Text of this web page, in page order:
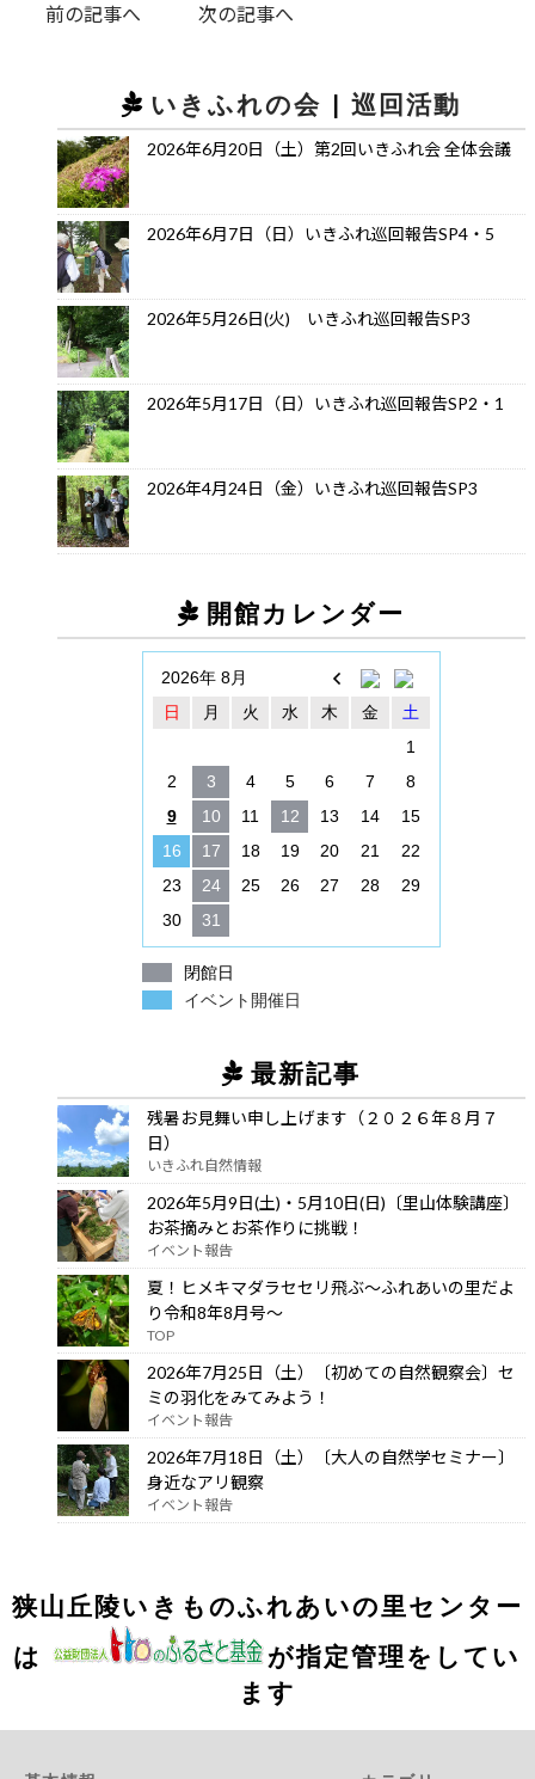
前の記事へ 次の記事へ
いきふれの会 | 巡回活動
2026年6月20日（土）第2回いきふれ会 全体会議
2026年6月7日（日）いきふれ巡回報告SP4・5
2026年5月26日(火) いきふれ巡回報告SP3
2026年5月17日（日）いきふれ巡回報告SP2・1
2026年4月24日（金）いきふれ巡回報告SP3
開館カレンダー
2026年 8月
日
月 火 水 木 金
土
1
2
3 4 5 6 7
8
9
10 11 12 13 14
15
16
17 18 19 20 21
22
23
24 25 26 27 28
29
30
31
閉館日
イベント開催日
最新記事
残暑お見舞い申し上げます（２０２６年８月７
日）
いきふれ自然情報
2026年5月9日(土)・5月10日(日)〔里山体験講座〕
お茶摘みとお茶作りに挑戦！
イベント報告
夏！ヒメキマダラセセリ飛ぶ～ふれあいの里だよ
り令和8年8月号～
TOP
2026年7月25日（土）〔初めての自然観察会〕セ
ミの羽化をみてみよう！
イベント報告
2026年7月18日（土）〔大人の自然学セミナー〕
身近なアリ観察
イベント報告
狭山丘陵いきものふれあいの里センター
は
が指定管理をしてい
ます